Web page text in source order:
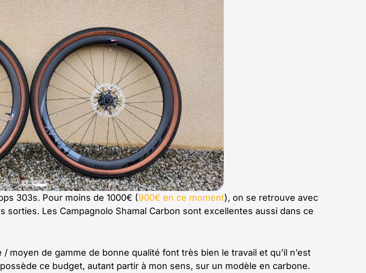
303s. Pour moins de 1000€ (900€ en ce moment), on se retrouve avec
Les Campagnolo Shamal Carbon sont excellentes aussi dans ce
moyen de gamme de bonne qualité font très bien le travail et qu’il n’est
ce budget, autant partir à mon sens, sur un modèle en carbone.